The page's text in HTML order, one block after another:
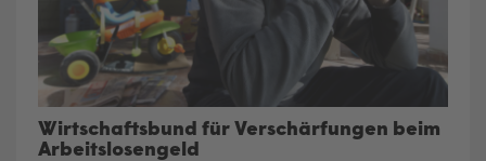
Wirtschaftsbund für Verschärfungen beim
Arbeitslosengeld